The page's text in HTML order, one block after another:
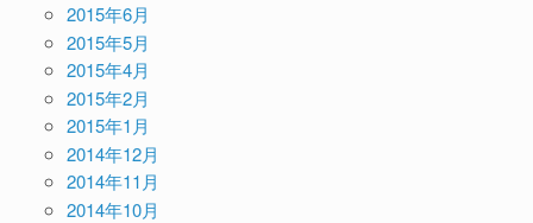
2015年6月
2015年5月
2015年4月
2015年2月
2015年1月
2014年12月
2014年11月
2014年10月